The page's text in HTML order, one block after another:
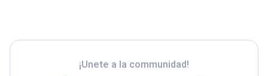
¡Unete a la communidad!